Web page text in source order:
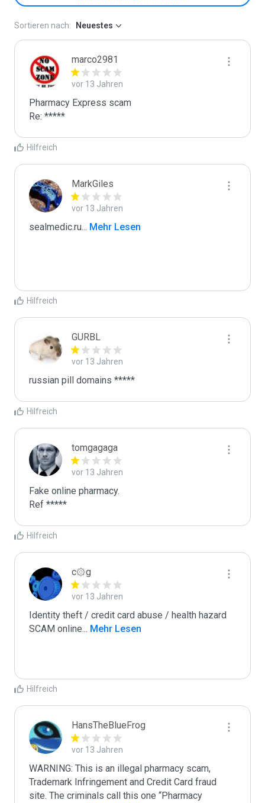
Sortieren nach: Neuestes
marco2981
vor 13 Jahren
Pharmacy Express scam
Re: *****
Hilfreich
MarkGiles
vor 13 Jahren
sealmedic.ru... Mehr Lesen
Hilfreich
GURBL
vor 13 Jahren
russian pill domains *****
Hilfreich
tomgagaga
vor 13 Jahren
Fake online pharmacy.
Ref *****
Hilfreich
c۞g
vor 13 Jahren
Identity theft / credit card abuse / health hazard
SCAM online... Mehr Lesen
Hilfreich
HansTheBlueFrog
vor 13 Jahren
WARNING: This is an illegal pharmacy scam,
Trademark Infringement and Credit Card fraud
site. The criminals call this one “Pharmacy